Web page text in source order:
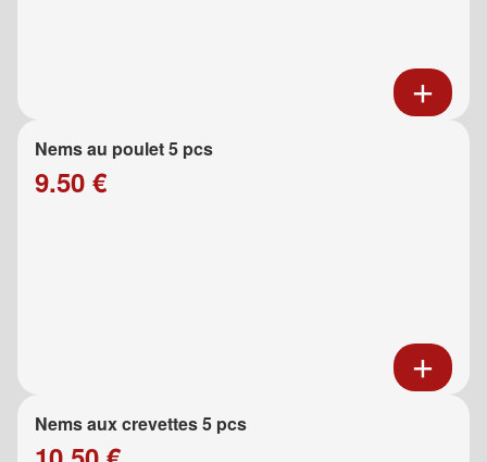
Nems au poulet 5 pcs
9.50 €
Nems aux crevettes 5 pcs